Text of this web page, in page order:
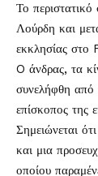
Το
Λούρδη και
εκκλησίας
O άνδρας, τα
συνελήφθη από
επίσκοπος της
Σημειώνεται
και μια
οποίου